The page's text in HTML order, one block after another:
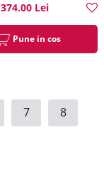
374.00 Lei
Pune in cos
7 8